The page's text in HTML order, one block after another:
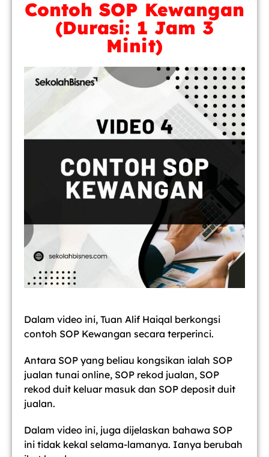
Contoh SOP Kewangan
(Durasi: 1 Jam 3
Minit)
Dalam video ini, Tuan Alif Haiqal berkongsi
contoh SOP Kewangan secara terperinci.
Antara SOP yang beliau kongsikan ialah SOP
jualan tunai online, SOP rekod jualan, SOP
rekod duit keluar masuk dan SOP deposit duit
jualan.
Dalam video ini, juga dijelaskan bahawa SOP
ini tidak kekal selama-lamanya. Ianya berubah